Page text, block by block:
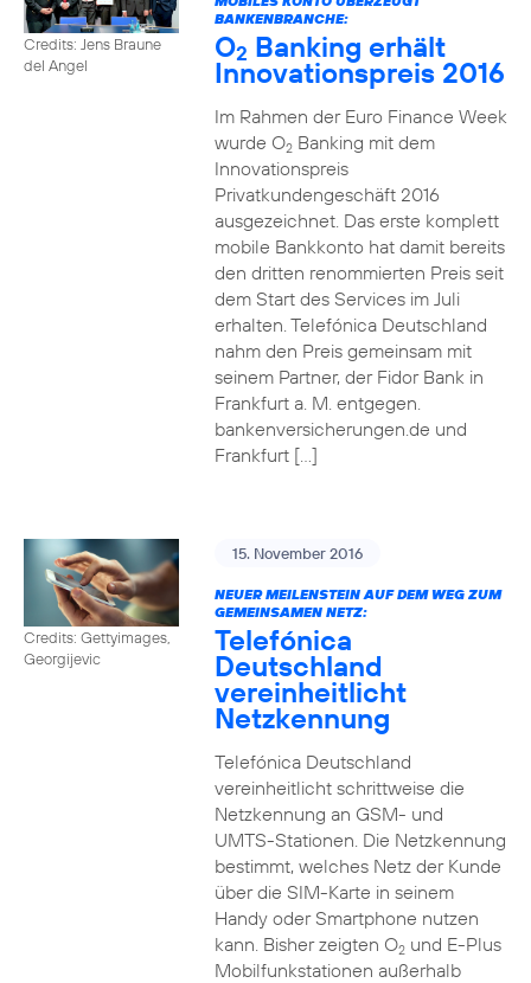
Credits: Jens Braune
del Angel
BANKENBRANCHE:
O2 Banking erhält
Innovationspreis 2016
Im Rahmen der Euro Finance Week
wurde O2Banking mit dem
Innovationspreis
Privatkundengeschäft 2016
ausgezeichnet. Das erste komplett
mobile Bankkonto hat damit bereits
den dritten renommierten Preis seit
dem Start des Services im Juli
erhalten. Telefónica Deutschland
nahm den Preis gemeinsam mit
seinem Partner, der Fidor Bank in
Frankfurt a. M. entgegen.
bankenversicherungen.de und
Frankfurt […]
Credits: Gettyimages,
Georgijevic
15. November 2016
NEUER MEILENSTEIN AUF DEM WEG ZUM
GEMEINSAMEN NETZ:
Telefónica
Deutschland
vereinheitlicht
Netzkennung
Telefónica Deutschland
vereinheitlicht schrittweise die
Netzkennung an GSM- und
UMTS-Stationen. Die Netzkennung
bestimmt, welches Netz der Kunde
über die SIM-Karte in seinem
Handy oder Smartphone nutzen
kann. Bisher zeigten O2und E-Plus
Mobilfunkstationen außerhalb